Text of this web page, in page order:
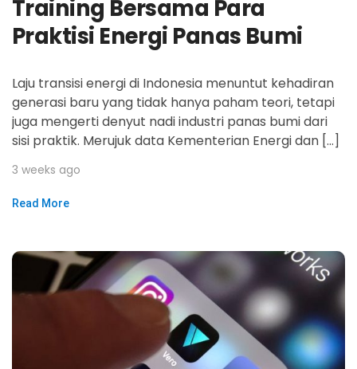
Training Bersama Para
Praktisi Energi Panas Bumi
Laju transisi energi di Indonesia menuntut kehadiran
generasi baru yang tidak hanya paham teori, tetapi
juga mengerti denyut nadi industri panas bumi dari
sisi praktik. Merujuk data Kementerian Energi dan […]
3 weeks ago
Read More